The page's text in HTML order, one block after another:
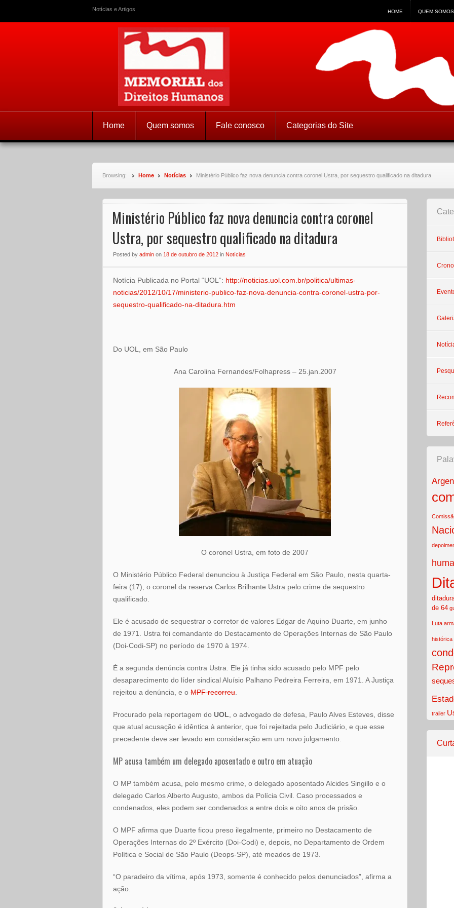
Notícias e Artigos HOME QUEM SOMOS
Memorial dos Direitos Humanos
Home Quem somos Fale conosco Categorias do Site
Browsing: Home Notícias Ministério Público faz nova denuncia contra coronel Ustra, por sequestro qualificado na ditadura
Ministério Público faz nova denuncia contra coronel
Ustra, por sequestro qualificado na ditadura
Posted by admin on 18 de outubro de 2012 in Notícias
Notícia Publicada no Portal “UOL”: http://noticias.uol.com.br/politica/ultimas-
noticias/2012/10/17/ministerio-publico-faz-nova-denuncia-contra-coronel-ustra-por-
sequestro-qualificado-na-ditadura.htm
Do UOL, em São Paulo
Ana Carolina Fernandes/Folhapress – 25.jan.2007
O coronel Ustra, em foto de 2007
O Ministério Público Federal denunciou à Justiça Federal em São Paulo, nesta quarta-
feira (17), o coronel da reserva Carlos Brilhante Ustra pelo crime de sequestro
qualificado.
Ele é acusado de sequestrar o corretor de valores Edgar de Aquino Duarte, em junho
de 1971. Ustra foi comandante do Destacamento de Operações Internas de São Paulo
(Doi-Codi-SP) no período de 1970 à 1974.
É a segunda denúncia contra Ustra. Ele já tinha sido acusado pelo MPF pelo
desaparecimento do líder sindical Aluísio Palhano Pedreira Ferreira, em 1971. A Justiça
rejeitou a denúncia, e o MPF recorreu
Procurado pela reportagem do UOL , o advogado de defesa, Paulo Alves Esteves, disse
que atual acusação é idêntica à anterior, que foi rejeitada pelo Judiciário, e que esse
precedente deve ser levado em consideração em um novo julgamento.
MP acusa também um delegado aposentado e outro em atuação
O MP também acusa, pelo mesmo crime, o delegado aposentado Alcides Singillo e o
delegado Carlos Alberto Augusto, ambos da Polícia Civil. Caso processados e
condenados, eles podem ser condenados a entre dois e oito anos de prisão.
O MPF afirma que Duarte ficou preso ilegalmente, primeiro no Destacamento de
Operações Internas do 2º Exército (Doi-Codi) e, depois, no Departamento de Ordem
Política e Social de São Paulo (Deops-SP), até meados de 1973.
“O paradeiro da vítima, após 1973, somente é conhecido pelos denunciados”, afirma a
ação.
de 64
Luta
histórica
trailer